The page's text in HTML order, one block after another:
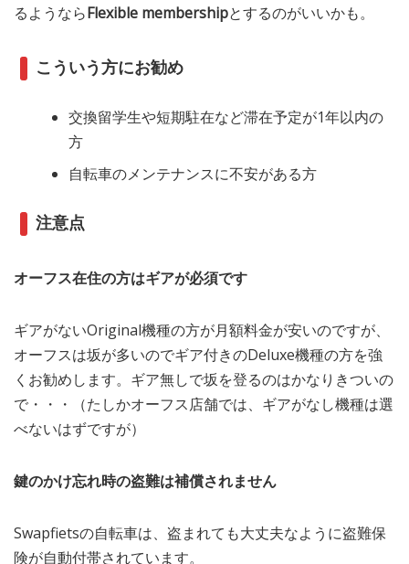
るようならFlexible membershipとするのがいいかも。
こういう方にお勧め
交換留学生や短期駐在など滞在予定が1年以内の
方
自転車のメンテナンスに不安がある方
注意点
オーフス在住の方はギアが必須です
ギアがないOriginal機種の方が月額料金が安いのですが、
オーフスは坂が多いのでギア付きのDeluxe機種の方を強
くお勧めします。ギア無しで坂を登るのはかなりきついの
で・・・（たしかオーフス店舗では、ギアがなし機種は選
べないはずですが）
鍵のかけ忘れ時の盗難は補償されません
Swapfietsの自転車は、盗まれても大丈夫なように盗難保
険が自動付帯されています。